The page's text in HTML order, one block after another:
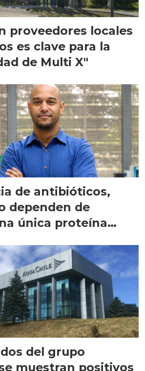
proveedores locales
es clave para la
de Multi X"
de antibióticos,
dependen de
única proteína
del grupo
muestran positivos